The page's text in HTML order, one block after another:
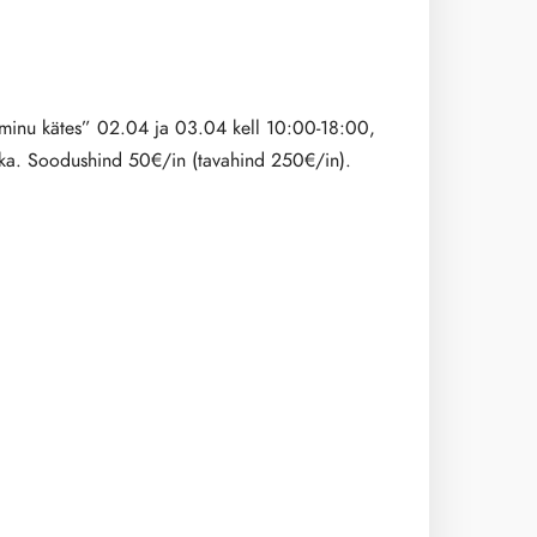
minu kätes” 02.04 ja 03.04 kell 10:00-18:00,
Soodushind 50€/in (tavahind 250€/in).